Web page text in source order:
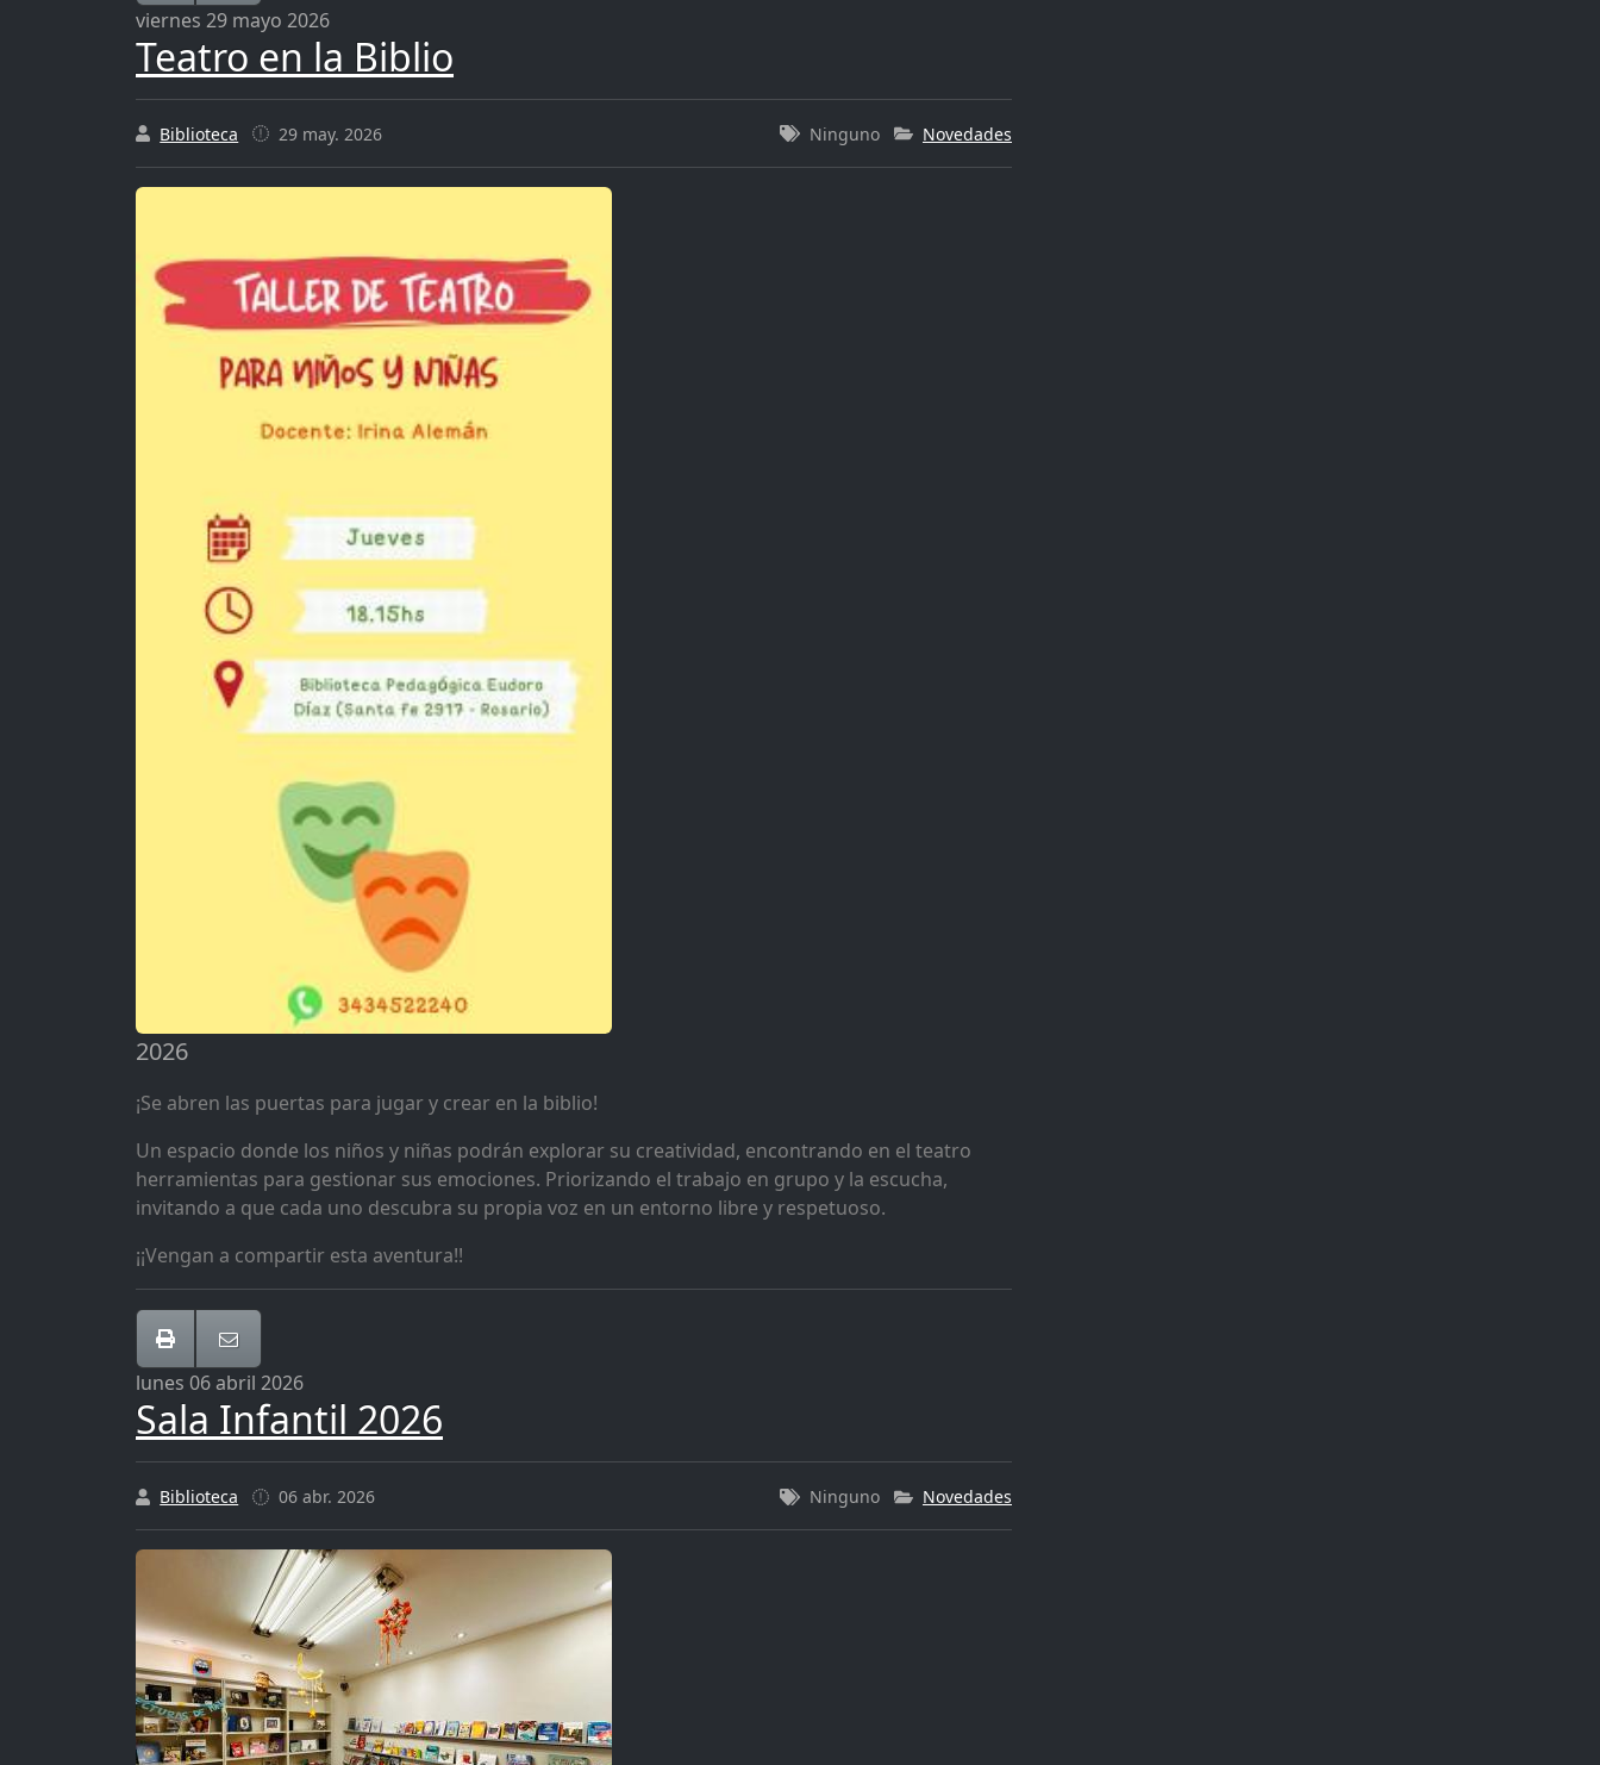
viernes 29 mayo 2026
Teatro en la Biblio
Biblioteca 29 may. 2026 Ninguno Novedades
2026
¡Se abren las puertas para jugar y crear en la biblio!
Un espacio donde los niños y niñas podrán explorar su creatividad, encontrando en el teatro
herramientas para gestionar sus emociones. Priorizando el trabajo en grupo y la escucha,
invitando a que cada uno descubra su propia voz en un entorno libre y respetuoso.
¡¡Vengan a compartir esta aventura!!
lunes 06 abril 2026
Sala Infantil 2026
Biblioteca 06 abr. 2026 Ninguno Novedades